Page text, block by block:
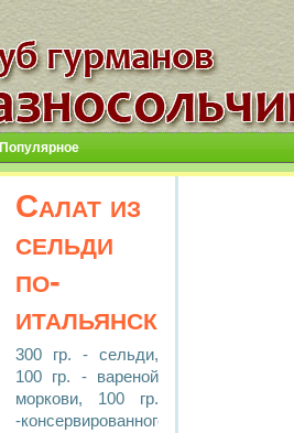
Популярное
Салат из
сельди
по-
итальянски
300 гр. - сельди,
100 гр. - вареной
моркови, 100 гр.
-консервированного